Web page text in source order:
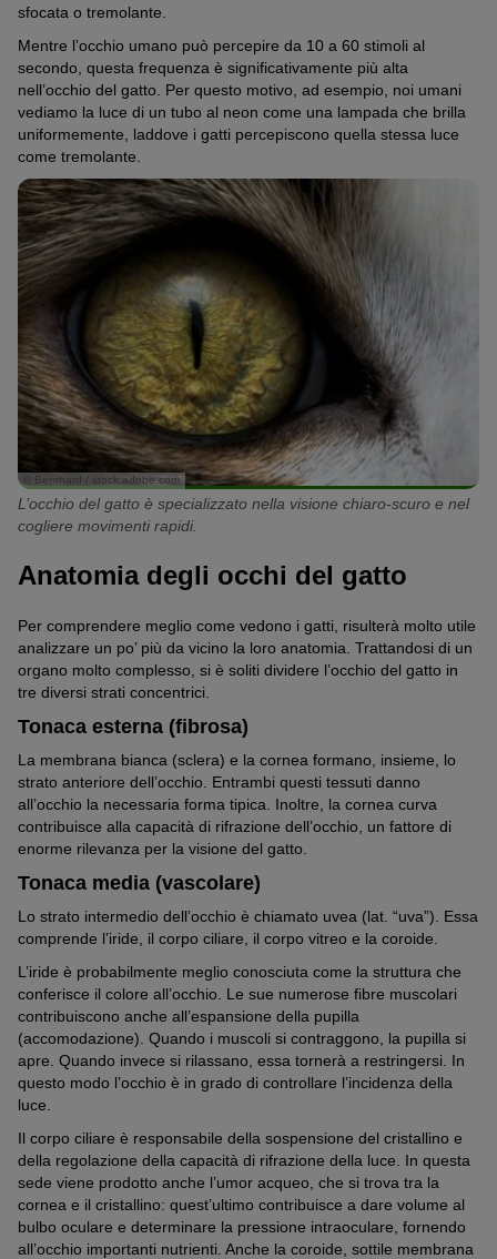
sfocata o tremolante.
Mentre l’occhio umano può percepire da 10 a 60 stimoli al
secondo, questa frequenza è significativamente più alta
nell’occhio del gatto. Per questo motivo, ad esempio, noi umani
vediamo la luce di un tubo al neon come una lampada che brilla
uniformemente, laddove i gatti percepiscono quella stessa luce
come tremolante.
© Bernhard / stock.adobe.com
L’occhio del gatto è specializzato nella visione chiaro-scuro e nel
cogliere movimenti rapidi.
Anatomia degli occhi del gatto
Per comprendere meglio come vedono i gatti, risulterà molto utile
analizzare un po’ più da vicino la loro anatomia. Trattandosi di un
organo molto complesso, si è soliti dividere l’occhio del gatto in
tre diversi strati concentrici.
Tonaca esterna (fibrosa)
La membrana bianca (sclera) e la cornea formano, insieme, lo
strato anteriore dell’occhio. Entrambi questi tessuti danno
all’occhio la necessaria forma tipica. Inoltre, la cornea curva
contribuisce alla capacità di rifrazione dell’occhio, un fattore di
enorme rilevanza per la visione del gatto.
Tonaca media (vascolare)
Lo strato intermedio dell’occhio è chiamato uvea (lat. “uva”). Essa
comprende l’iride, il corpo ciliare, il corpo vitreo e la coroide.
L’iride è probabilmente meglio conosciuta come la struttura che
conferisce il colore all’occhio. Le sue numerose fibre muscolari
contribuiscono anche all’espansione della pupilla
(accomodazione). Quando i muscoli si contraggono, la pupilla si
apre. Quando invece si rilassano, essa tornerà a restringersi. In
questo modo l’occhio è in grado di controllare l’incidenza della
luce.
Il corpo ciliare è responsabile della sospensione del cristallino e
della regolazione della capacità di rifrazione della luce. In questa
sede viene prodotto anche l’umor acqueo, che si trova tra la
cornea e il cristallino: quest’ultimo contribuisce a dare volume al
bulbo oculare e determinare la pressione intraoculare, fornendo
all’occhio importanti nutrienti. Anche la coroide, sottile membrana